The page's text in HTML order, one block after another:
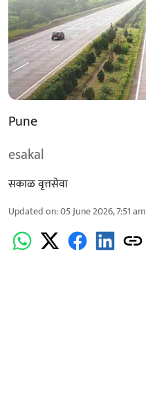
Pune
esakal
सकाळ वृत्तसेवा
Updated on:05 June 2026, 7:51 am